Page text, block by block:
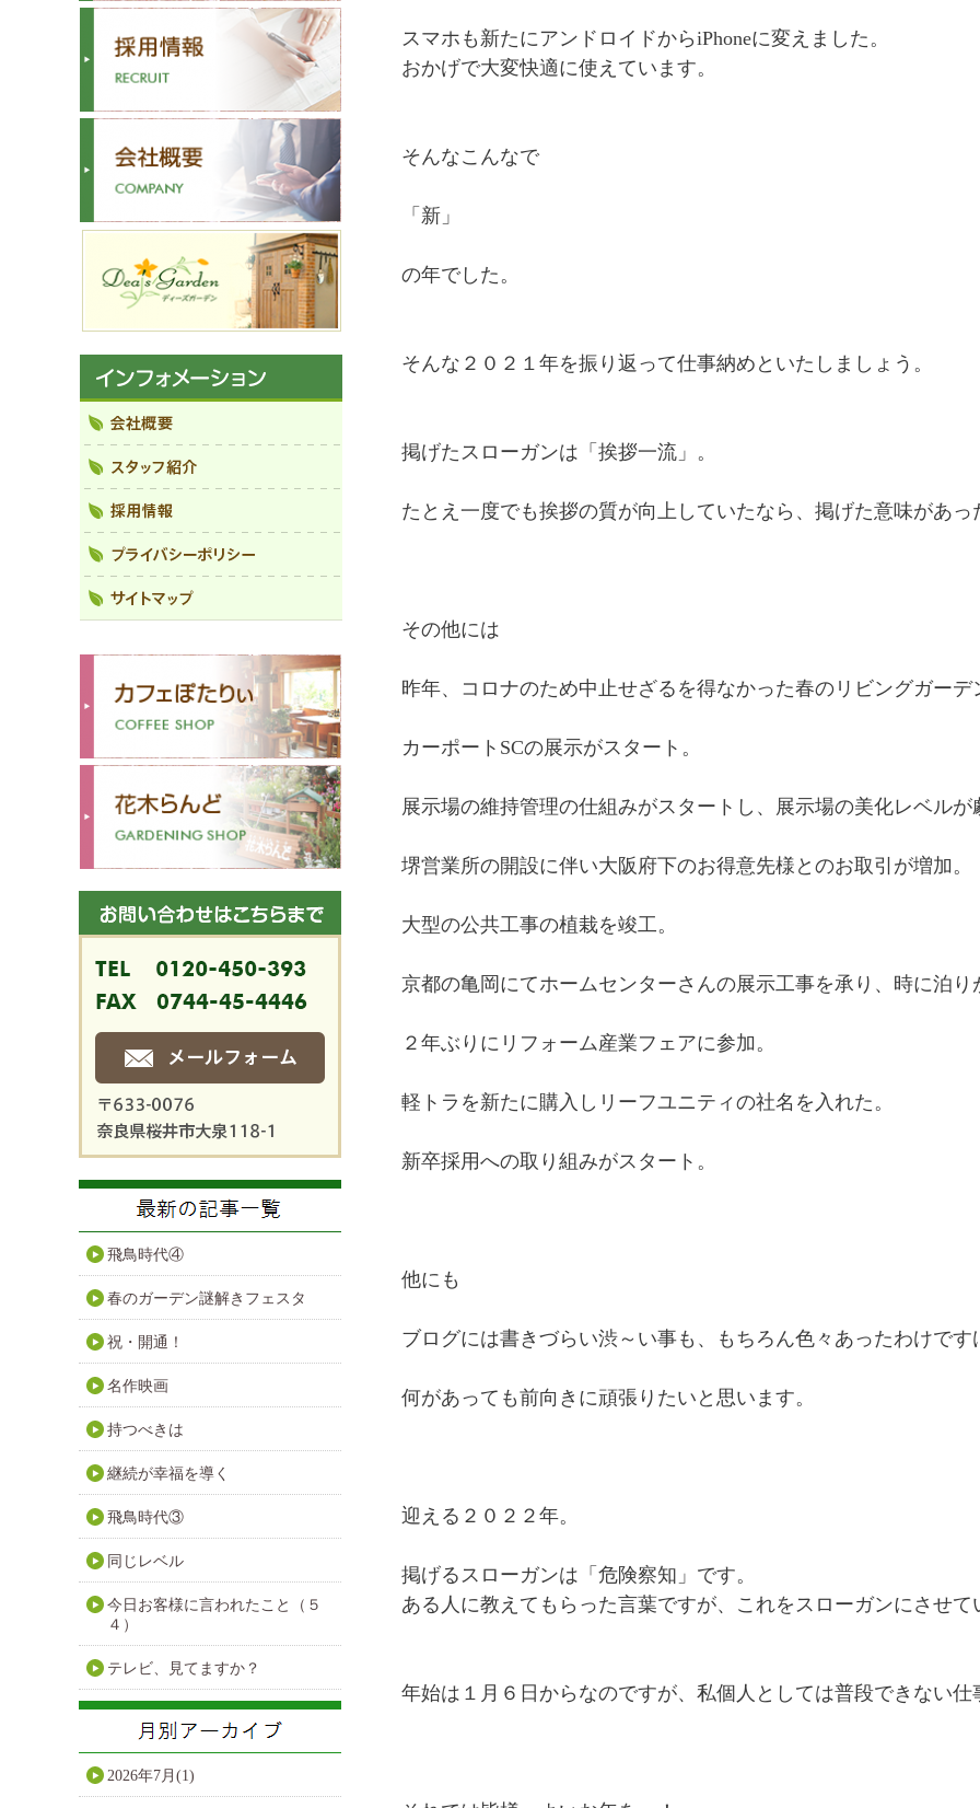
スマホも新たにアンドロイドからiPhoneに変えました。
おかげで大変快適に使えています。
そんなこんなで
「新」
の年でした。
そんな２０２１年を振り返って仕事納めといたしましょう。
掲げたスローガンは「挨拶一流」。
たとえ一度でも挨拶の質が向上していたなら、掲げた意味があっ
その他には
昨年、コロナのため中止せざるを得なかった春のリビングガーデ
カーポートSCの展示がスタート。
展示場の維持管理の仕組みがスタートし、展示場の美化レベルが
堺営業所の開設に伴い大阪府下のお得意先様とのお取引が増加。
大型の公共工事の植栽を竣工。
京都の亀岡にてホームセンターさんの展示工事を承り、時に泊り
２年ぶりにリフォーム産業フェアに参加。
軽トラを新たに購入しリーフユニティの社名を入れた。
新卒採用への取り組みがスタート。
他にも
ブログには書きづらい渋～い事も、もちろん色々あったわけです
何があっても前向きに頑張りたいと思います。
迎える２０２２年。
掲げるスローガンは「危険察知」です。
ある人に教えてもらった言葉ですが、これをスローガンにさせて
年始は１月６日からなのですが、私個人としては普段できない仕
飛鳥時代④
春のガーデン謎解きフェスタ
祝・開通！
名作映画
持つべきは
継続が幸福を導く
飛鳥時代③
同じレベル
今日お客様に言われたこと（５
４）
テレビ、見てますか？
2026年7月(1)